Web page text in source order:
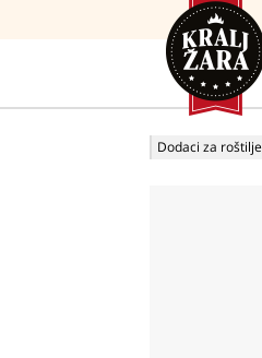
Dodaci za roštilje